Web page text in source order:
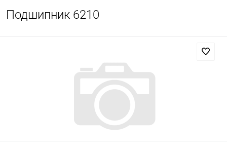
Подшипник 6210